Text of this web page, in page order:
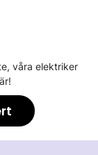
våra elektriker